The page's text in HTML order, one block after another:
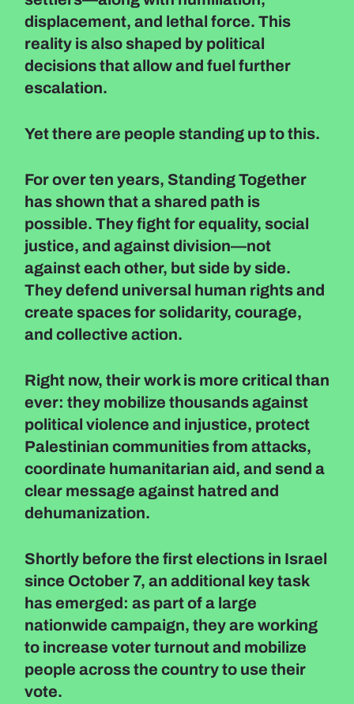
displacement, and lethal force. This
reality is also shaped by political
decisions that allow and fuel further
escalation.
Yet there are people standing up to this.
For over ten years, Standing Together
has shown that a shared path is
possible. They fight for equality, social
justice, and against division—not
against each other, but side by side.
They defend universal human rights and
create spaces for solidarity, courage,
and collective action.
Right now, their work is more critical than
ever: they mobilize thousands against
political violence and injustice, protect
Palestinian communities from attacks,
coordinate humanitarian aid, and send a
clear message against hatred and
dehumanization.
Shortly before the first elections in Israel
since October 7, an additional key task
has emerged: as part of a large
nationwide campaign, they are working
to increase voter turnout and mobilize
people across the country to use their
vote.